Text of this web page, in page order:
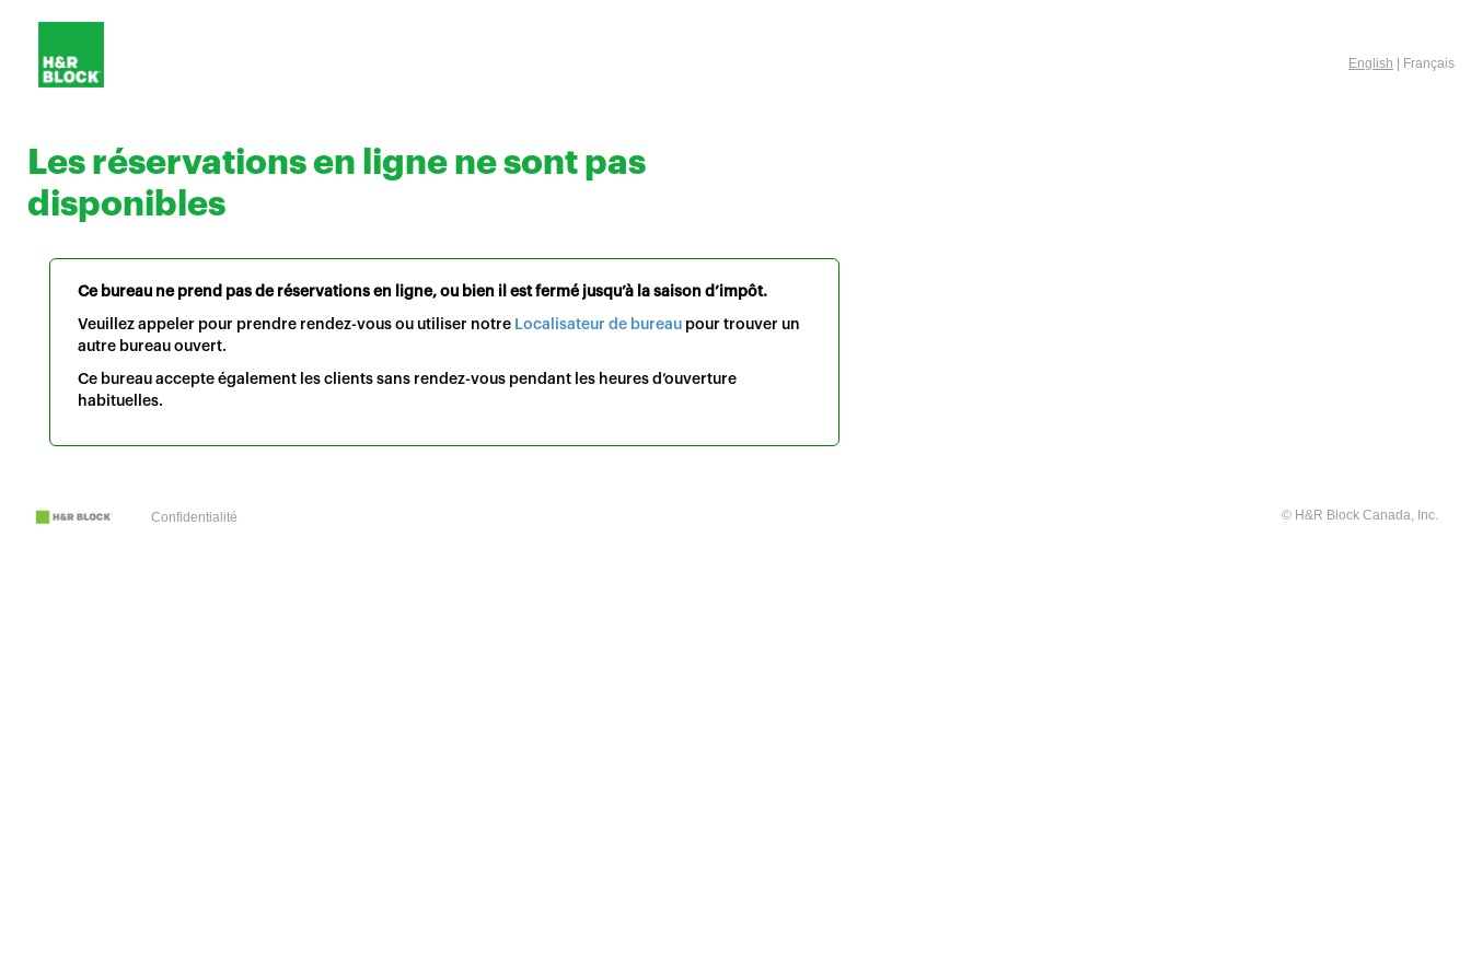
English | Français
Les réservations en ligne ne sont pas
disponibles
Ce bureau ne prend pas de réservations en ligne, ou bien il est fermé jusqu’à la saison d’impôt.
Veuillez appeler pour prendre rendez-vous ou utiliser notre Localisateur de bureau pour trouver un
autre bureau ouvert.
Ce bureau accepte également les clients sans rendez-vous pendant les heures d’ouverture
habituelles.
Confidentialité © H&R Block Canada, Inc.